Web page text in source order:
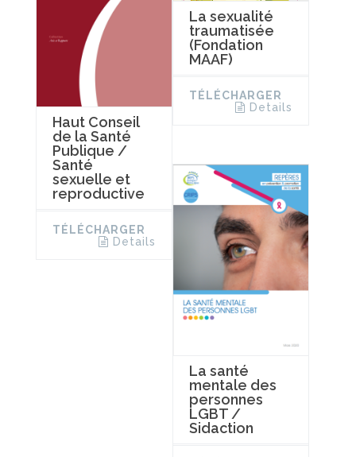
Haut Conseil
de la Santé
Publique /
Santé
sexuelle et
reproductive
TÉLÉCHARGER
Details
La sexualité
traumatisée
(Fondation
MAAF)
TÉLÉCHARGER
Details
La santé
mentale des
personnes
LGBT /
Sidaction